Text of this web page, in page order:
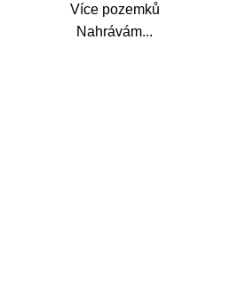
Více pozemků
Nahrávám...